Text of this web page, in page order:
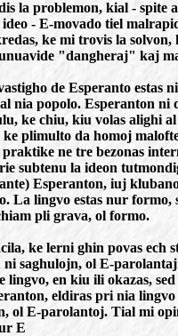
la problemon, kial - spite
ideo - E-movado tiel
ke mi trovis la
"dangheraj" kaj
de Esperanto estas
nia popolo. Esperanton ni
ke chiu, kiu volas alighi
plimulto da homoj
ne tre bezonas
subtenu la ideon
Esperanton, iuj
La lingvo estas nur formo,
pli grava, ol formo.
ke lerni ghin povas ech
saghulojn, ol E-
en kiu ili okazas, sed
eldiras pri nia
ol E-parolantoj. Tial mi
E